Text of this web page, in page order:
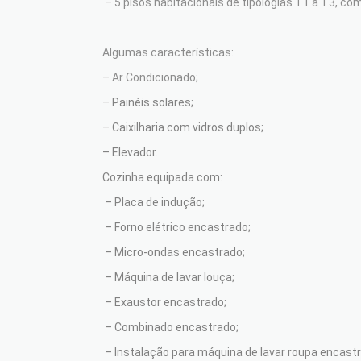
Algumas características:
– Ar Condicionado;
– Painéis solares;
– Caixilharia com vidros duplos;
– Elevador.
Cozinha equipada com:
– Placa de indução;
– Forno elétrico encastrado;
– Micro-ondas encastrado;
– Máquina de lavar louça;
– Exaustor encastrado;
– Combinado encastrado;
– Instalação para máquina de lavar roupa